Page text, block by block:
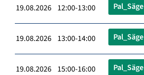
19.08.2026 12:00-13:00 Pal_Säge
19.08.2026 13:00-14:00 Pal_Säge
19.08.2026 15:00-16:00 Pal_Säge